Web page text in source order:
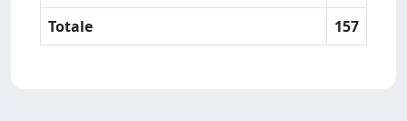
Totale 157